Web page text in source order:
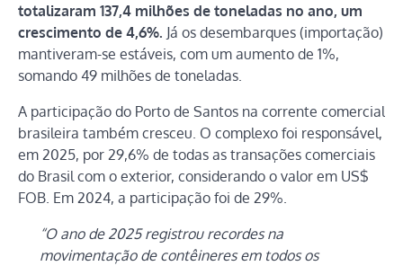
totalizaram 137,4 milhões de toneladas no ano, um
crescimento de 4,6%. Já os desembarques (importação)
mantiveram-se estáveis, com um aumento de 1%,
somando 49 milhões de toneladas.
A participação do Porto de Santos na corrente comercial
brasileira também cresceu. O complexo foi responsável,
em 2025, por 29,6% de todas as transações comerciais
do Brasil com o exterior, considerando o valor em US$
FOB. Em 2024, a participação foi de 29%.
“O ano de 2025 registrou recordes na
movimentação de contêineres em todos os